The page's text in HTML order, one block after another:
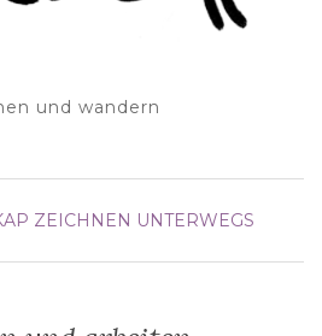
und wandern
ZEICHNEN UNTERWEGS